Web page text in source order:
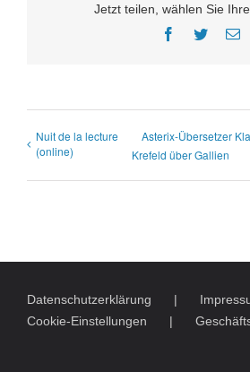
Jetzt teilen, wählen Sie
Facebook
TwitterE-
Nuit de la lecture
(online)
Asterix-Übersetzer
Krefeld über Gallien
Datenschutzerklärung
Cookie-Einstellungen